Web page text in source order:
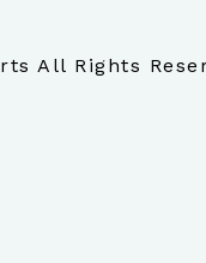
All Rights